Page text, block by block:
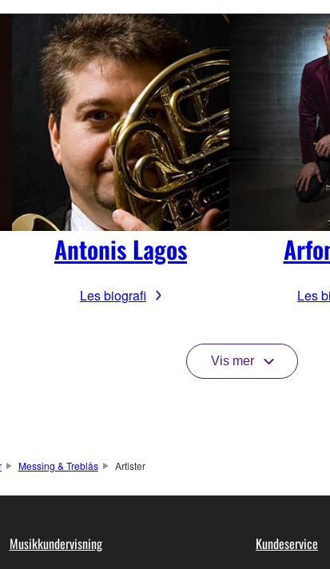
Antonis Lagos
Les biografi Les
Vis mer
Messing & Treblås Artister
Musikkundervisning Kundeservice